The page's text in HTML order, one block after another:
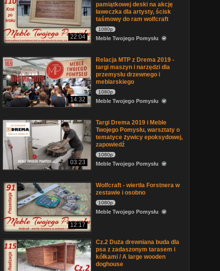
22:04
pamiątkowej deski na akcję
ławeczka dla artysty, ścisk
taśmowy do ram wolfcraft
1080p
Meble Twojego Pomysłu
14:32
Relacja MTP z Drema 2019 -
targi maszyn i narzędzi dla
przemysłu drzewnego i
meblarskiego
1080p
Meble Twojego Pomysłu
03:23
Targi Drema 2019 i Meble
Twojego Pomysłu, warsztaty o
tematyce żywicy epoksydowej,
zapowiedź
1080p
Meble Twojego Pomysłu
12:17
Wolfcraft - wiertła Forstnera w
zestawie i osobno
1080p
Meble Twojego Pomysłu
Cz.2 Duża drewniana buda dla
psa z zadaszonym tarasem i
kółkami / A large wooden
doghouse